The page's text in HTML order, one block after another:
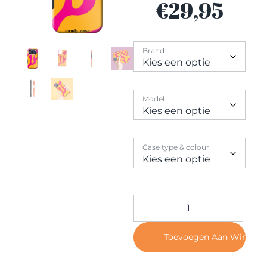
€29,95
Brand
Model
Case type & colour
Toevoegen Aan